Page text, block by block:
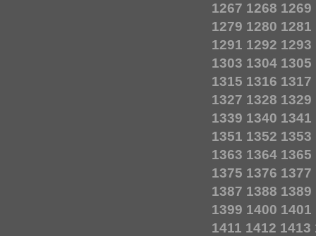
1267 1268 1269
1279 1280 1281
1291 1292 1293
1303 1304 1305
1315 1316 1317
1327 1328 1329
1339 1340 1341
1351 1352 1353
1363 1364 1365
1375 1376 1377
1387 1388 1389
1399 1400 1401
1411 1412 1413